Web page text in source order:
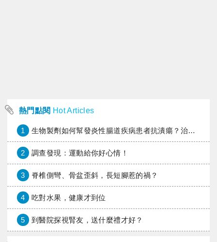
熱門點閱 Hot Articles
1 生物製劑如何幫發炎性腸道疾病患者抗潰瘍？治療進展與健保給付困境一次看
2 調查發現：運動給你好心情！
3 脊椎側彎、骨盆歪斜，長短腳惹的禍？
4 吃對水果，健康才到位
5 到醫院探視腎友，送什麼禮才好？